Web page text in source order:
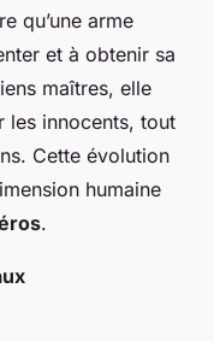
qu’une arme
et à obtenir sa
maîtres, elle
innocents, tout
Cette évolution
humaine
.